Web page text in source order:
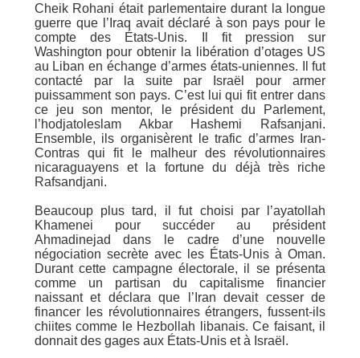
Cheik Rohani était parlementaire durant la longue
guerre que l’Iraq avait déclaré à son pays pour le
compte des États-Unis. Il fit pression sur
Washington pour obtenir la libération d’otages US
au Liban en échange d’armes états-uniennes. Il fut
contacté par la suite par Israël pour armer
puissamment son pays. C’est lui qui fit entrer dans
ce jeu son mentor, le président du Parlement,
l’hodjatoleslam Akbar Hashemi Rafsanjani.
Ensemble, ils organisèrent le trafic d’armes Iran-
Contras qui fit le malheur des révolutionnaires
nicaraguayens et la fortune du déjà très riche
Rafsandjani.
Beaucoup plus tard, il fut choisi par l’ayatollah
Khamenei pour succéder au président
Ahmadinejad dans le cadre d’une nouvelle
négociation secrète avec les États-Unis à Oman.
Durant cette campagne électorale, il se présenta
comme un partisan du capitalisme financier
naissant et déclara que l’Iran devait cesser de
financer les révolutionnaires étrangers, fussent-ils
chiites comme le Hezbollah libanais. Ce faisant, il
donnait des gages aux États-Unis et à Israël.